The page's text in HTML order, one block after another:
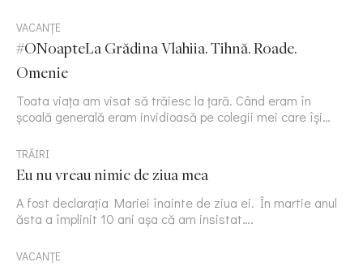
VACANȚE
#ONoapteLa Grădina Vlahiia. Tihnă. Roade.
Omenie
Toata viața am visat să trăiesc la țară. Când eram în
școală generală eram invidioasă pe colegii mei care își…
TRĂIRI
Eu nu vreau nimic de ziua mea
A fost declarația Mariei înainte de ziua ei. În martie anul
ăsta a împlinit 10 ani așa că am insistat….
VACANȚE